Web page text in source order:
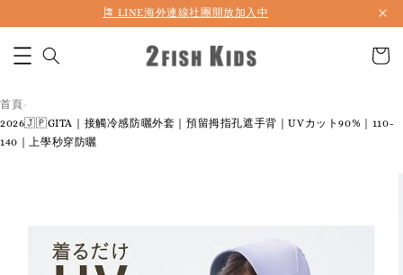
🎏 LINE海外連線社團開放加入中
首頁›
2026🇯🇵GITA｜接觸冷感防曬外套｜預留拇指孔遮手背｜UVカット90%｜110-
140｜上學秒穿防曬